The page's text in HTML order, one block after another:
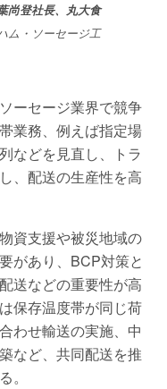
尚登社長、丸大食
ム・ソーセージ工
ーセージ業界で競争
業務、例えば指定場
などを見直し、トラ
、配送の生産性を高
資支援や被災地域の
があり、BCP対策と
送などの重要性が高
保存温度帯が同じ荷
わせ輸送の実施、中
など、共同配送を推
。